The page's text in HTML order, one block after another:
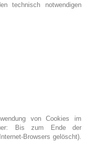
technisch notwendigen
von Cookies im
Bis zum Ende der
Browsers gelöscht).